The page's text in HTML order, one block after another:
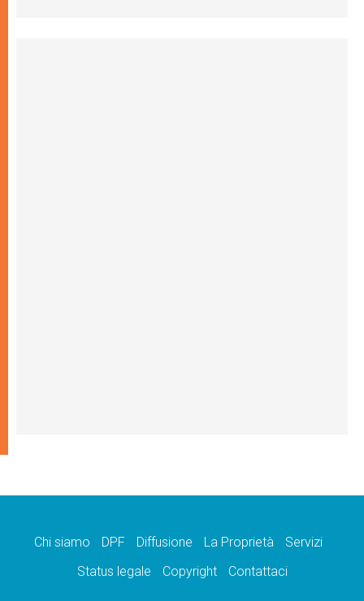
Chi siamo DPF Diffusione La Proprietà
Servizi
Status legale
Copyright Contattaci